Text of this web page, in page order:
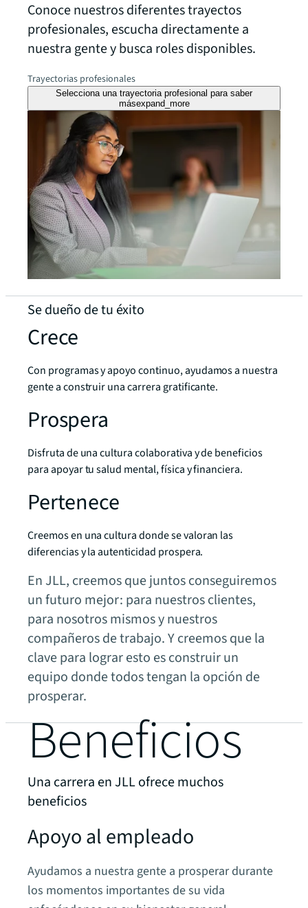
Conoce nuestros diferentes trayectos
profesionales, escucha directamente a
nuestra gente y busca roles disponibles.
Trayectorias profesionales
Selecciona una trayectoria profesional para saber
másexpand_more
Se dueño de tu éxito
Crece
Con programas y apoyo continuo, ayudamos a nuestra
gente a construir una carrera gratificante.
Prospera
Disfruta de una cultura colaborativa y de beneficios
para apoyar tu salud mental, física y financiera.
Pertenece
Creemos en una cultura donde se valoran las
diferencias y la autenticidad prospera.
En JLL, creemos que juntos conseguiremos
un futuro mejor: para nuestros clientes,
para nosotros mismos y nuestros
compañeros de trabajo. Y creemos que la
clave para lograr esto es construir un
equipo donde todos tengan la opción de
prosperar.
Beneficios
Una carrera en JLL ofrece muchos
beneficios
Apoyo al empleado
Ayudamos a nuestra gente a prosperar durante
los momentos importantes de su vida